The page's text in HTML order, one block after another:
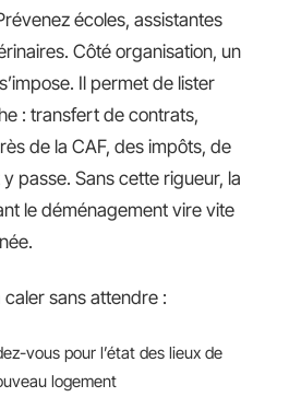
écoles, assistantes
Côté organisation, un
Il permet de lister
: transfert de contrats,
de la CAF, des impôts, de
y passe. Sans cette rigueur, la
le déménagement vire vite
caler sans attendre :
vous pour l’état des lieux de
logement